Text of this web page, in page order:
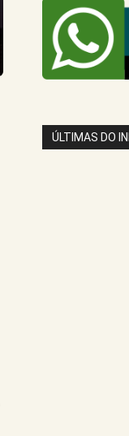
ÚLTIMAS DO